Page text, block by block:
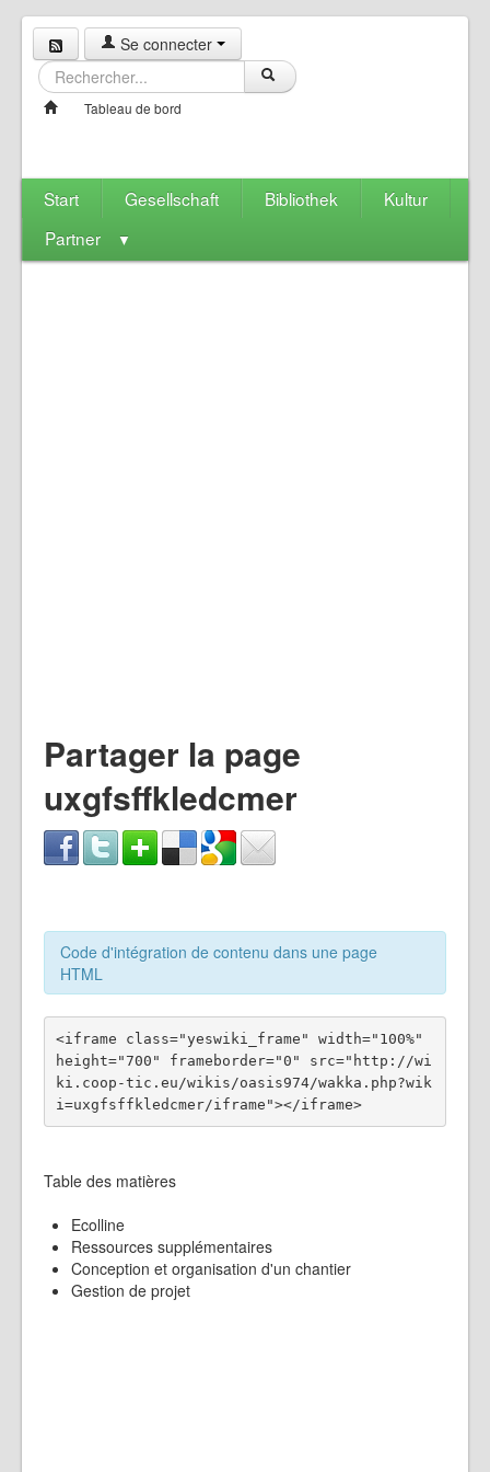
Se connecter
Tableau de bord
Start Gesellschaft Bibliothek
Kultur
Partner
▼
Partager la page
uxgfsffkledcmer
Code d'intégration de contenu dans une page
HTML
<iframe class="yeswiki_frame" width="100%"
height="700" frameborder="0" src="http://wi
ki.coop-tic.eu/wikis/oasis974/wakka.php?wik
i=uxgfsffkledcmer/iframe"></iframe>
Table des matières
Ecolline
Ressources supplémentaires
Conception et organisation d'un chantier
Gestion de projet